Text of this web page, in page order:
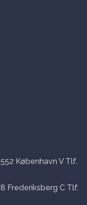
København V Tlf.
Frederiksberg C Tlf.